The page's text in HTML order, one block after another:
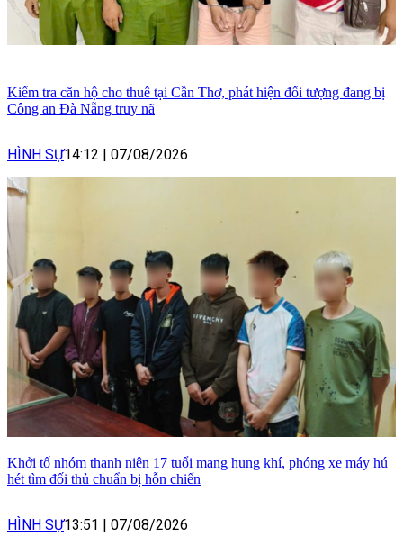
Kiểm tra căn hộ cho thuê tại Cần Thơ, phát hiện đối tượng đang bị
Công an Đà Nẵng truy nã
HÌNH SỰ14:12 07/08/2026
Khởi tố nhóm thanh niên 17 tuổi mang hung khí, phóng xe máy hú
hét tìm đối thủ chuẩn bị hỗn chiến
HÌNH SỰ13:51 07/08/2026